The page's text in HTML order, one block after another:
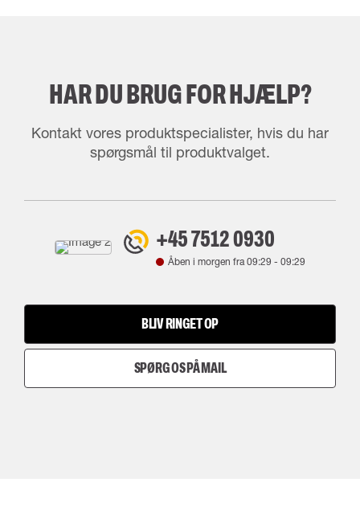
HAR DU BRUG FOR HJÆLP?
Kontakt vores produktspecialister, hvis du har
spørgsmål til produktvalget.
+45 7512 0930
Åben i morgen fra09:29 - 09:29
BLIV RINGET OP
SPØRG OS PÅ MAIL